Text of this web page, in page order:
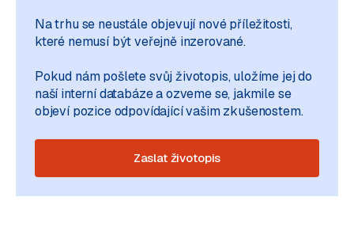
Na trhu se neustále objevují nové příležitosti,
které nemusí být veřejně inzerované.
Pokud nám pošlete svůj životopis, uložíme jej do
naší interní databáze a ozveme se, jakmile se
objeví pozice odpovídající vašim zkušenostem.
Zaslat životopis